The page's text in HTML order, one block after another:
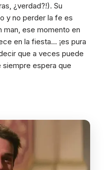
¿verdad?!). Su
y no perder la fe es
man, ese momento en
en la fiesta… ¡es pura
que a veces puede
espera que